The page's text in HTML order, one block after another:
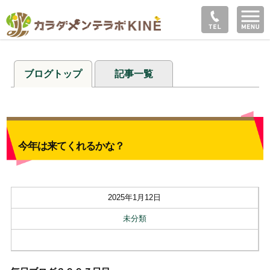
ブログトップ 記事一覧
今年は来てくれるかな？
2025年1月12日
未分類